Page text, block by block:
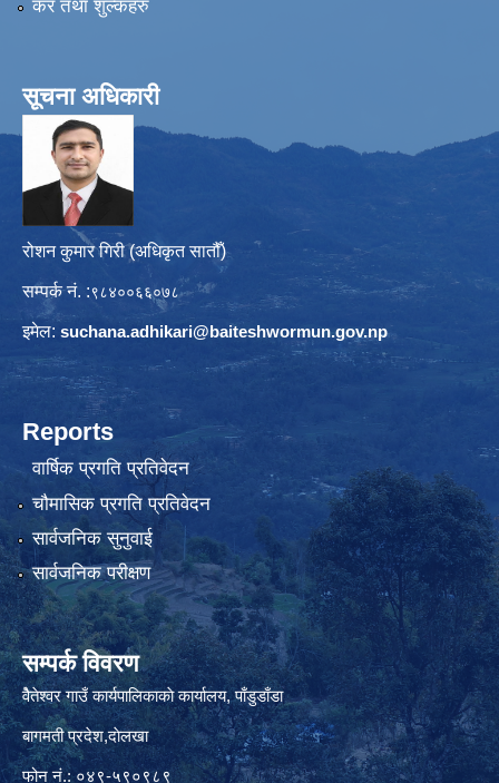
कर तथा शुल्कहरु
सूचना अधिकारी
रोशन कुमार गिरी (अधिकृत सातौँ)
सम्पर्क नं. :९८४००६६०७८
इमेल: suchana.adhikari@baiteshwormun.gov.np
Reports
वार्षिक प्रगति प्रतिवेदन
चौमासिक प्रगति प्रतिवेदन
सार्वजनिक सुनुवाई
सार्वजनिक परीक्षण
सम्पर्क विवरण
वैेतेश्वर गाउँ कार्यपालिकाकाे कार्यालय, पाँडुडाँडा
बागमती‌ प्रदेश,दाेलखा
फोन नं.: ०४९-५९०९८९